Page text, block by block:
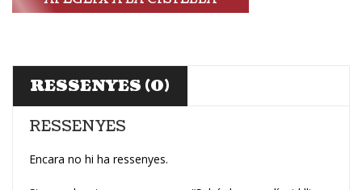
RESSENYES (0)
RESSENYES
Encara no hi ha ressenyes.